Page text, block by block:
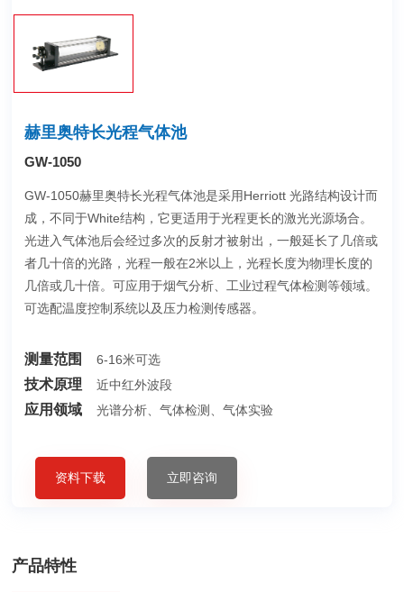
赫里奥特长光程气体池
GW-1050
GW-1050赫里奥特长光程气体池是采用Herriott 光路结构设计而
成，不同于White结构，它更适用于光程更长的激光光源场合。
光进入气体池后会经过多次的反射才被射出，一般延长了几倍或
者几十倍的光路，光程一般在2米以上，光程长度为物理长度的
几倍或几十倍。可应用于烟气分析、工业过程气体检测等领域。
可选配温度控制系统以及压力检测传感器。
测量范围 6-16米可选
技术原理 近中红外波段
应用领域 光谱分析、气体检测、气体实验
资料下载 立即咨询
产品特性